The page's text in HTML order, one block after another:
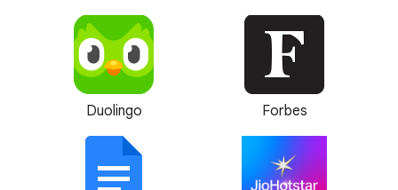
Duolingo Forbes